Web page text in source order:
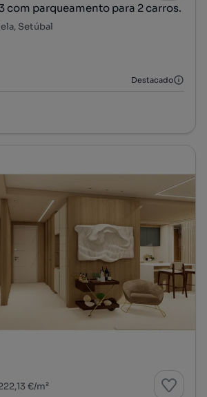
com parqueamento para 2 carros.
Setúbal
Destacado
€/m²